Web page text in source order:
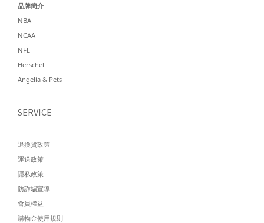
品牌簡介
NBA
NCAA
NFL
Herschel
Angelia & Pets
SERVICE
退換貨政策
運送政策
隱私政策
防詐騙宣導
會員權益
購物金使用規則